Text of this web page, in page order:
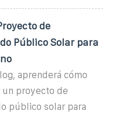
de
Público Solar para
aprenderá cómo
proyecto de
público solar para